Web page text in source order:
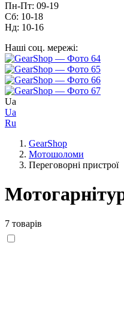
Пн-Пт: 09-19
Сб: 10-18
Нд: 10-16
Наші соц. мережі:
Ua
Ua
Ru
GearShop
Мотошоломи
Переговорні пристрої
7 товарів